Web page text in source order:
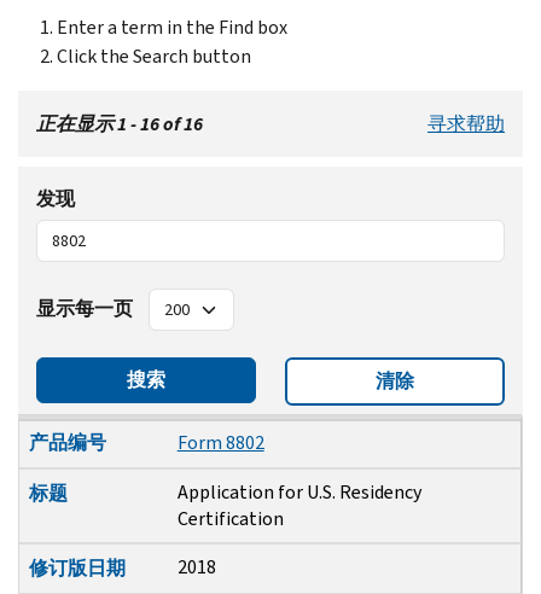
Enter a term in the Find box
Click the Search button
正在显示 1 - 16 of 16 寻求帮助
发现
显示每一页
搜索 清除
产品编号
标题
修订版日期
产品编号
Form 8802
标题
Application for U.S. Residency
Certification
修订版日期
2018